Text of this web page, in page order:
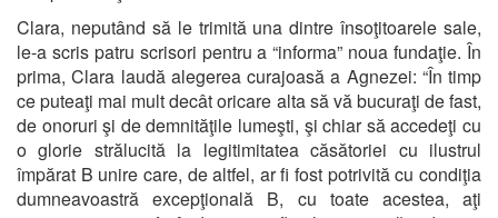
Clara, neputând să le trimită una dintre însoţitoarele sale,
le-a scris patru scrisori pentru a “informa” noua fundaţie. În
prima, Clara laudă alegerea curajoasă a Agnezei: “În timp
ce puteaţi mai mult decât oricare alta să vă bucuraţi de fast,
de onoruri şi de demnităţile lumeşti, şi chiar să accedeţi cu
o glorie strălucită la legitimitatea căsătoriei cu ilustrul
împărat B unire care, de altfel, ar fi fost potrivită cu condiţia
dumneavoastră excepţională B, cu toate acestea, aţi